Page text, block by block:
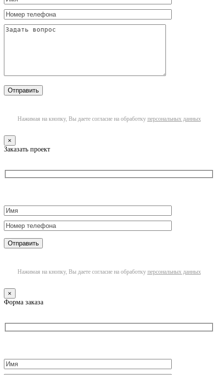
Нажимая на кнопку, Вы даете согласие на обработку персональных данных
×
Заказать проект
Нажимая на кнопку, Вы даете согласие на обработку персональных данных
×
Форма заказа